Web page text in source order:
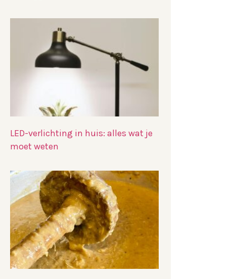
LED-verlichting in huis: alles wat je
moet weten